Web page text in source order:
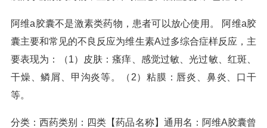
阿维a胶囊不是激素类药物，患者可以放心使用。 阿维a胶
囊主要和常见的不良反应为维生素A过多综合症样反应，主
要表现为：（1）皮肤：瘙痒、感觉过敏、光过敏、红斑、
干燥、鳞屑、甲沟炎等。（2）粘膜：唇炎、鼻炎、口干
等。
分类：西药类别：四类【药品名称】通用名：阿维A胶囊曾